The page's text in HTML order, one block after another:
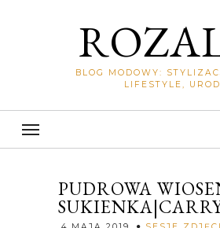
BLOG MODOWY:
LIFESTYLE,
PUDROWA